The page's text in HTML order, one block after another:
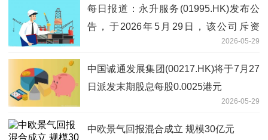
每日报道：永升服务(01995.HK)发布公
告，于2026年5月29日，该公司斥资
2026-05-29
中国诚通发展集团(00217.HK)将于7月27
日派发末期股息每股0.0025港元
2026-05-29
中欧景气回报混合成立 规模30亿元